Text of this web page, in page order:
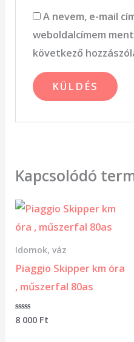
A nevem, e-mail
weboldalcímem
következő
Kapcsolódó
Idomok, váz
Piaggio Skipper km óra
, műszerfal 80as
Értékelés:
8 000 Ft